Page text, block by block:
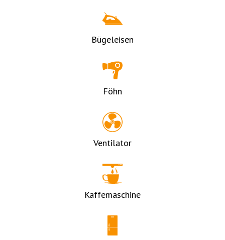
Bügeleisen
Föhn
Ventilator
Kaffemaschine